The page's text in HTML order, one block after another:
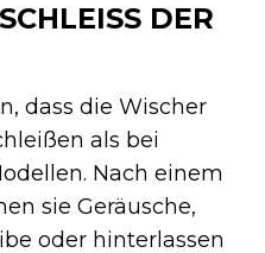
DER W
dass die Wischer
als bei
Nach einem
sie Geräusche,
oder hinterlassen